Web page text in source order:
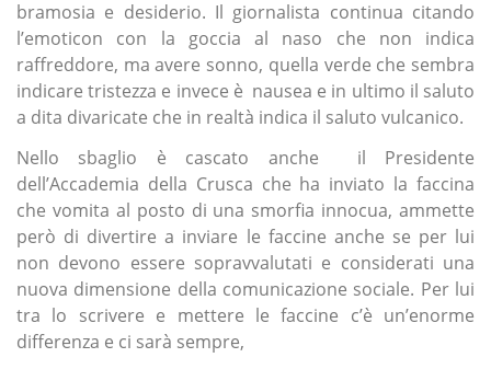
bramosia e desiderio. Il giornalista continua citando
l’emoticon con la goccia al naso che non indica
raffreddore, ma avere sonno, quella verde che sembra
indicare tristezza e invece è nausea e in ultimo il saluto
a dita divaricate che in realtà indica il saluto vulcanico.
Nello sbaglio è cascato anche il Presidente
dell’Accademia della Crusca che ha inviato la faccina
che vomita al posto di una smorfia innocua, ammette
però di divertire a inviare le faccine anche se per lui
non devono essere sopravvalutati e considerati una
nuova dimensione della comunicazione sociale. Per lui
tra lo scrivere e mettere le faccine c’è un’enorme
differenza e ci sarà sempre,